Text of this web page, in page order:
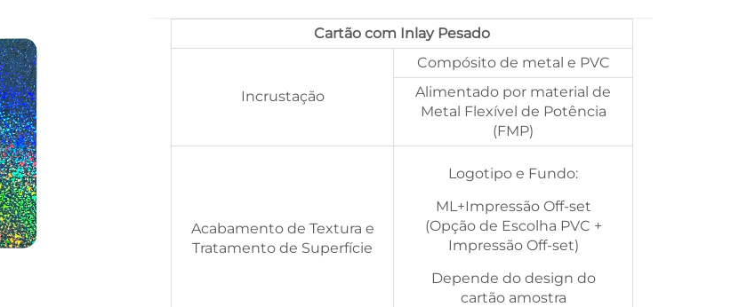
Cartão com Inlay Pesado
Incrustação
Compósito de metal e PVC
Alimentado por material de
Metal Flexível de Potência
(FMP)
Acabamento de Textura e
Tratamento de Superfície
Logotipo e Fundo:
ML+Impressão Off-set
(Opção de Escolha PVC +
Impressão Off-set)
Depende do design do
cartão amostra